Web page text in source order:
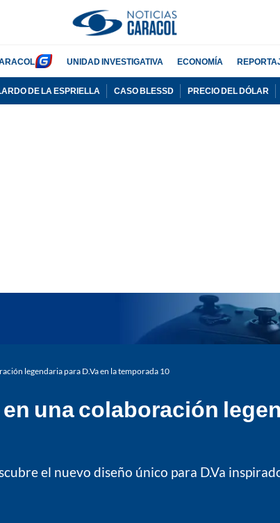
UNIDAD INVESTIGATIVA ECONOMÍA
DE LA ESPRIELLA CASO BLESSD PRECIO DEL DÓLAR
legendaria para D.Va en la temporada 10
una colaboración
el nuevo diseño único para D.Va